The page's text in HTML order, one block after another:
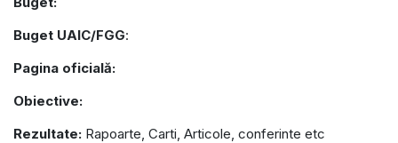
Buget UAIC/FGG:
Pagina oficială:
Obiective:
Rezultate: Rapoarte, Carti, Articole, conferinte etc